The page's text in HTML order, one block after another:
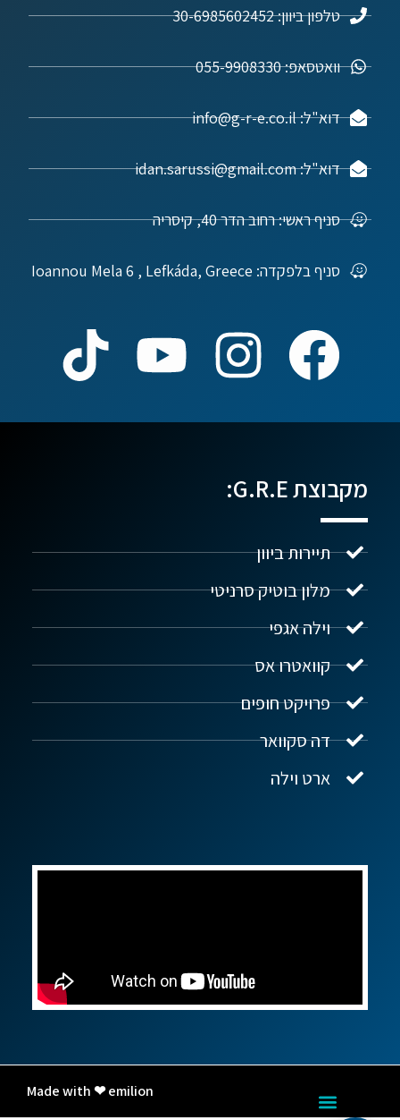
טלפון ביוון: 30-6985602452
וואטסאפ: 055-9908330
דוא"ל: info@g-r-e.co.il
דוא"ל: idan.sarussi@gmail.com
סניף ראשי: רחוב הדר 40, קיסריה
סניף בלפקדה: Ioannou Mela 6 , Lefkáda, Greece
מקבוצת G.R.E:
תיירות ביוון
מלון בוטיק סרניטי
וילה אגפי
קוואטרו אס
פרויקט חופים
דה סקוואר
ארט וילה
Made with ❤ emilion
נדל"ן ביוון G.R.E
שלום! איך אפשר לעזור?